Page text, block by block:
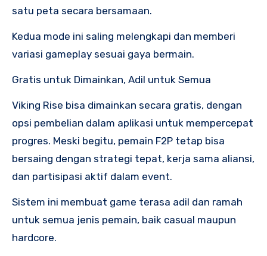
satu peta secara bersamaan.
Kedua mode ini saling melengkapi dan memberi
variasi gameplay sesuai gaya bermain.
Gratis untuk Dimainkan, Adil untuk Semua
Viking Rise bisa dimainkan secara gratis, dengan
opsi pembelian dalam aplikasi untuk mempercepat
progres. Meski begitu, pemain F2P tetap bisa
bersaing dengan strategi tepat, kerja sama aliansi,
dan partisipasi aktif dalam event.
Sistem ini membuat game terasa adil dan ramah
untuk semua jenis pemain, baik casual maupun
hardcore.